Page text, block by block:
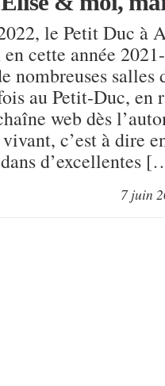
le Petit Duc à
en cette année
nombreuses salles
au Petit-Duc, en
web dès
c’est à dire
d’excellentes
7 juin